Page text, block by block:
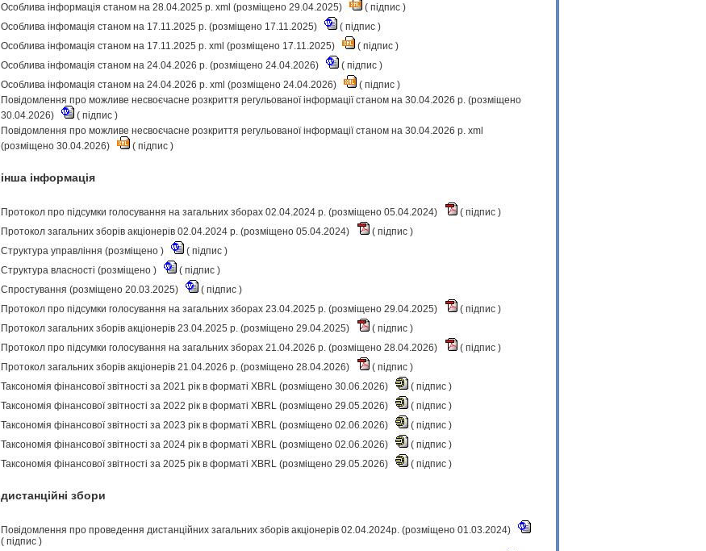
Особлива інформація станом на 28.04.2025 р. xml (розміщено 29.04.2025)
( підпис )
Особлива інфомація станом на 17.11.2025 р. (розміщено 17.11.2025)
( підпис )
Особлива інфомація станом на 17.11.2025 р. xml (розміщено 17.11.2025)
( підпис )
Особлива інфомація станом на 24.04.2026 р. (розміщено 24.04.2026)
( підпис )
Особлива інфомація станом на 24.04.2026 р. xml (розміщено 24.04.2026)
( підпис )
Повідомлення про можливе несвоєчасне розкриття регульованої інформації станом на 30.04.2026 р. (розміщено
30.04.2026)
( підпис )
Повідомлення про можливе несвоєчасне розкриття регульованої інформації станом на 30.04.2026 р. xml
(розміщено 30.04.2026)
( підпис )
інша інформація
Протокол про підсумки голосування на загальних зборах 02.04.2024 р. (розміщено 05.04.2024) ( підпис )
Протокол загальних зборів акціонерів 02.04.2024 р. (розміщено 05.04.2024)
( підпис )
Структура управління (розміщено )
( підпис )
Структура власності (розміщено )
( підпис )
Спростування (розміщено 20.03.2025)
( підпис )
Протокол про підсумки голосування на загальних зборах 23.04.2025 р. (розміщено 29.04.2025)
( підпис )
Протокол загальних зборів акціонерів 23.04.2025 р. (розміщено 29.04.2025)
( підпис )
Протокол про підсумки голосування на загальних зборах 21.04.2026 р. (розміщено 28.04.2026)
( підпис )
Протокол загальних зборів акціонерів 21.04.2026 р. (розміщено 28.04.2026)
( підпис )
Таксономія фінансової звітності за 2021 рік в форматі XBRL (розміщено 30.06.2026)
( підпис )
Таксономія фінансової звітності за 2022 рік в форматі XBRL (розміщено 29.05.2026)
( підпис )
Таксономія фінансової звітності за 2023 рік в форматі XBRL (розміщено 02.06.2026)
( підпис )
Таксономія фінансової звітності за 2024 рік в форматі XBRL (розміщено 02.06.2026)
( підпис )
Таксономія фінансової звітності за 2025 рік в форматі XBRL (розміщено 29.05.2026)
( підпис )
дистанційні збори
Повідомлення про проведення дистанційних загальних зборів акціонерів 02.04.2024р. (розміщено 01.03.2024)
( підпис )